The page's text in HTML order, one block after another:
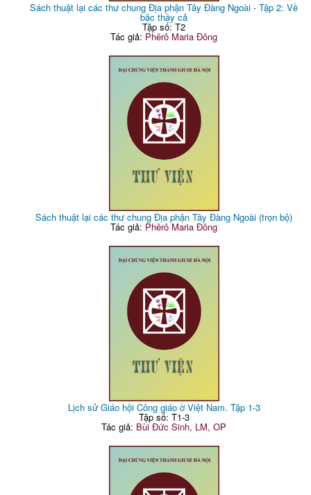
Sách thuật lại các thư chung Địa phận Tây Đàng Ngoài - Tập 2: Về
bậc thầy cả
Tập số: T2
Tác giả: Phêrô Maria Đông
Sách thuật lại các thư chung Địa phận Tây Đàng Ngoài (trọn bộ)
Tác giả: Phêrô Maria Đông
Lịch sử Giáo hội Công giáo ờ Việt Nam. Tập 1-3
Tập số: T1-3
Tác giả: Bùi Đức Sinh, LM, OP